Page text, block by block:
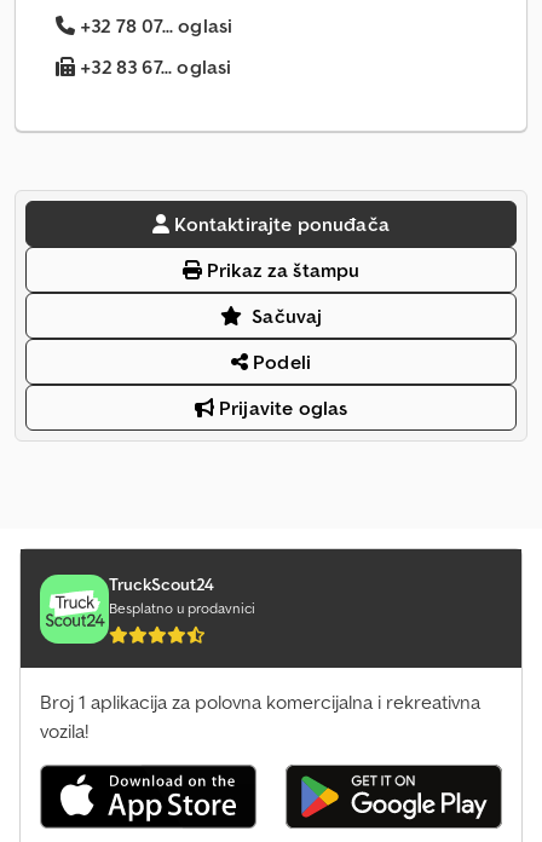
+32 78 07... oglasi
+32 83 67... oglasi
Kontaktirajte ponuđača
Prikaz za štampu
Sačuvaj
Podeli
Prijavite oglas
TruckScout24
Besplatno u prodavnici
Broj 1 aplikacija za polovna komercijalna i rekreativna
vozila!